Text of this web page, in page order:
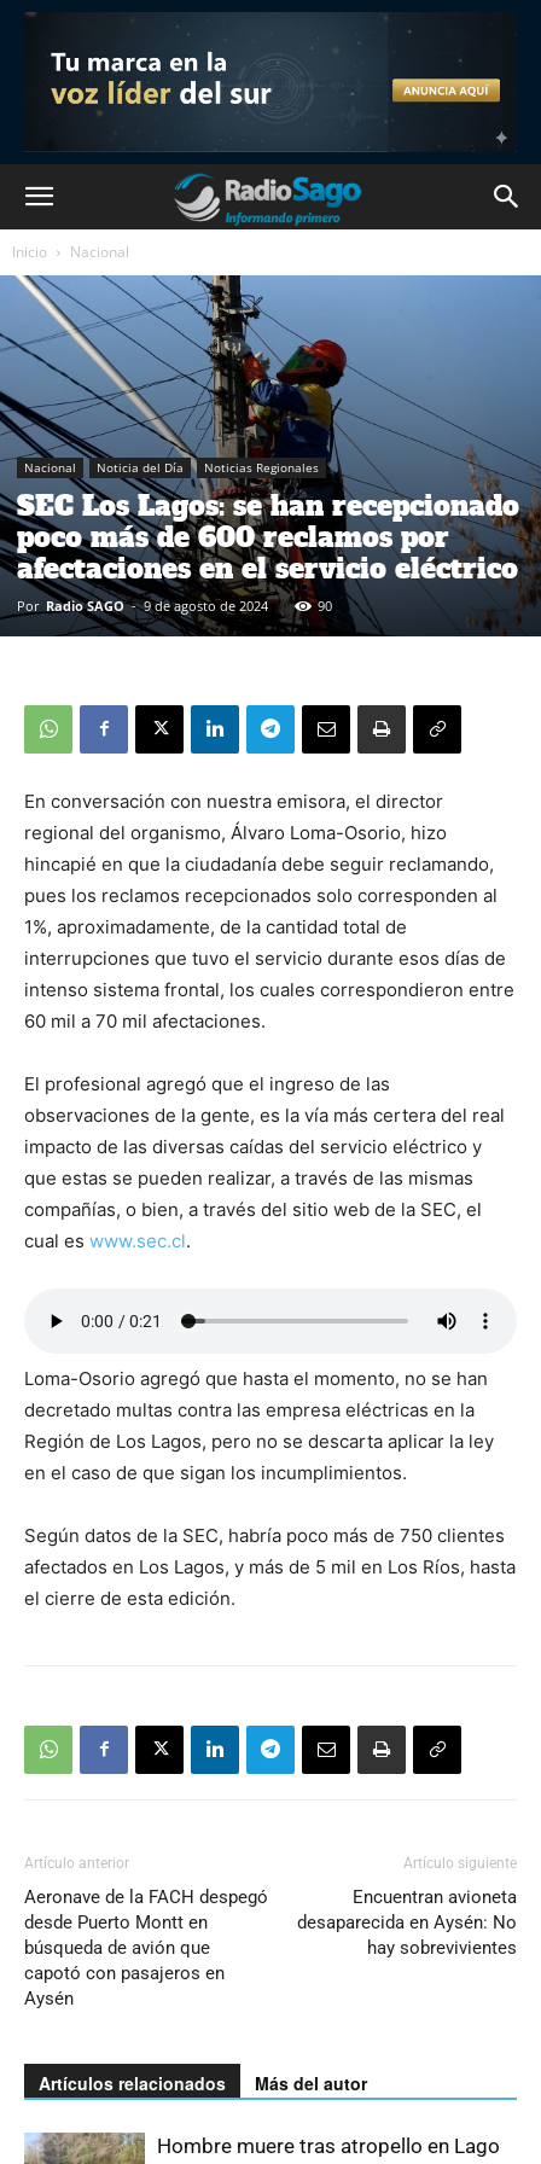
Inicio Nacional
Nacional Noticia del Día Noticias Regionales
SEC Los Lagos: se han recepcionado
poco más de 600 reclamos por
afectaciones en el servicio eléctrico
Por Radio SAGO - 9 de agosto de 2024 90
En conversación con nuestra emisora, el director
regional del organismo, Álvaro Loma-Osorio, hizo
hincapié en que la ciudadanía debe seguir reclamando,
pues los reclamos recepcionados solo corresponden al
1%, aproximadamente, de la cantidad total de
interrupciones que tuvo el servicio durante esos días de
intenso sistema frontal, los cuales correspondieron entre
60 mil a 70 mil afectaciones.
El profesional agregó que el ingreso de las
observaciones de la gente, es la vía más certera del real
impacto de las diversas caídas del servicio eléctrico y
que estas se pueden realizar, a través de las mismas
compañías, o bien, a través del sitio web de la SEC, el
cual es www.sec.cl.
Loma-Osorio agregó que hasta el momento, no se han
decretado multas contra las empresa eléctricas en la
Región de Los Lagos, pero no se descarta aplicar la ley
en el caso de que sigan los incumplimientos.
Según datos de la SEC, habría poco más de 750 clientes
afectados en Los Lagos, y más de 5 mil en Los Ríos, hasta
el cierre de esta edición.
Artículo anterior
Aeronave de la FACH despegó
desde Puerto Montt en
búsqueda de avión que
capotó con pasajeros en
Aysén
Artículo siguiente
Encuentran avioneta
desaparecida en Aysén: No
hay sobrevivientes
Artículos relacionados Más del autor
Hombre muere tras atropello en Lago